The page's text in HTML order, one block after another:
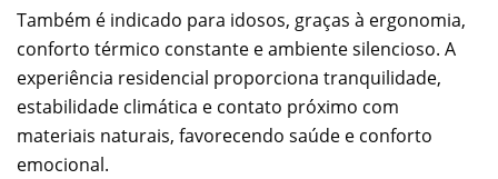
Também é indicado para idosos, graças à ergonomia,
conforto térmico constante e ambiente silencioso. A
experiência residencial proporciona tranquilidade,
estabilidade climática e contato próximo com
materiais naturais, favorecendo saúde e conforto
emocional.